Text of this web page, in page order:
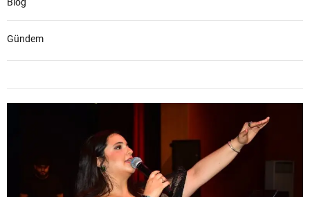
Blog
Gündem